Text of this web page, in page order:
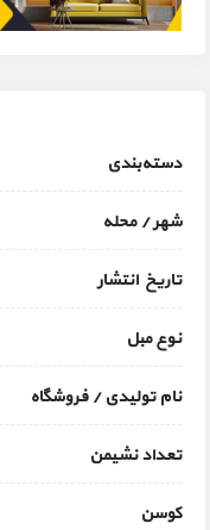
دسته‌بندی
شهر / محله
تاریخ انتشار
نوع مبل
نام تولیدی / فروشگاه
تعداد نشیمن
کوسن